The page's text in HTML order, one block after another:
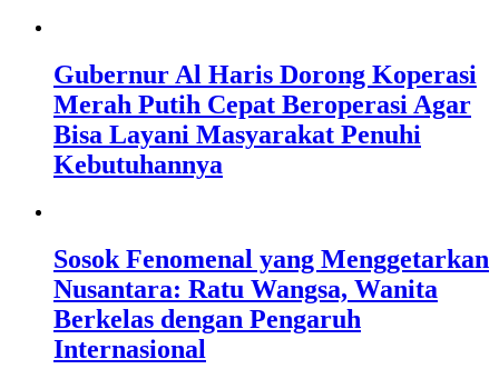
Gubernur Al Haris Dorong Koperasi
Merah Putih Cepat Beroperasi Agar
Bisa Layani Masyarakat Penuhi
Kebutuhannya
Sosok Fenomenal yang Menggetarkan
Nusantara: Ratu Wangsa, Wanita
Berkelas dengan Pengaruh
Internasional